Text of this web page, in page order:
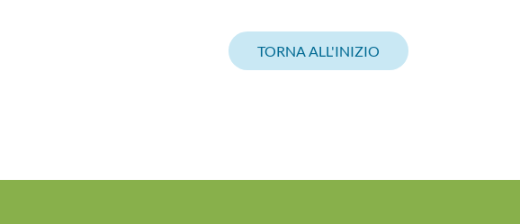
TORNA ALL'INIZIO